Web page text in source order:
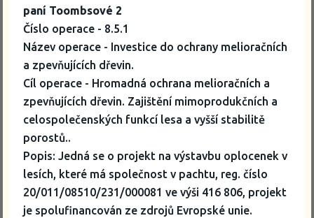
paní Toombsové 2
Číslo operace - 8.5.1
Název operace - Investice do ochrany melioračních
a zpevňujících dřevin.
Cíl operace - Hromadná ochrana melioračních a
zpevňujících dřevin. Zajištění mimoprodukčních a
celospolečenských funkcí lesa a vyšší stabilitě
porostů..
Popis: Jedná se o projekt na výstavbu oplocenek v
lesích, které má společnost v pachtu, reg. číslo
20/011/08510/231/000081 ve výši 416 806, projekt
je spolufinancován ze zdrojů Evropské unie.